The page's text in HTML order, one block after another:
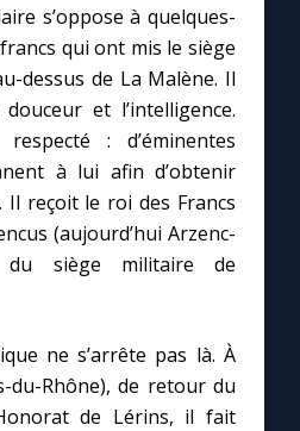
s’oppose à quelques-
qui ont mis le siège
dessus de La Malène. Il
et l’intelligence.
: d’éminentes
à lui afin d’obtenir
Il reçoit le roi des Francs
(aujourd’hui Arzenc-
du siège militaire de
ne s’arrête pas là. À
du-Rhône), de retour du
de Lérins, il fait